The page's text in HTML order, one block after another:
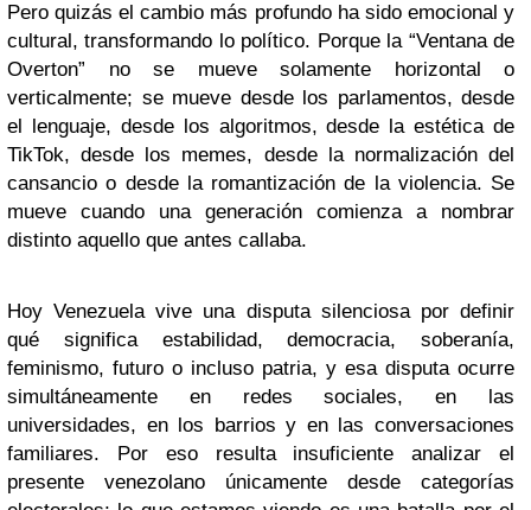
Pero quizás el cambio más profundo ha sido emocional y
cultural, transformando lo político. Porque la “Ventana de
Overton” no se mueve solamente horizontal o
verticalmente; se mueve desde los parlamentos, desde
el lenguaje, desde los algoritmos, desde la estética de
TikTok, desde los memes, desde la normalización del
cansancio o desde la romantización de la violencia. Se
mueve cuando una generación comienza a nombrar
distinto aquello que antes callaba.
Hoy Venezuela vive una disputa silenciosa por definir
qué significa estabilidad, democracia, soberanía,
feminismo, futuro o incluso patria, y esa disputa ocurre
simultáneamente en redes sociales, en las
universidades, en los barrios y en las conversaciones
familiares. Por eso resulta insuficiente analizar el
presente venezolano únicamente desde categorías